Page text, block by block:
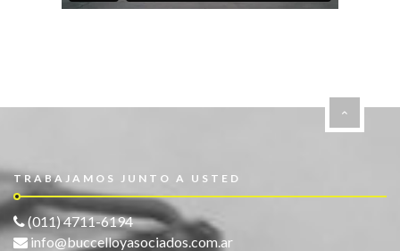
TRABAJAMOS JUNTO A USTED
(011) 4711-6194
info@buccelloyasociados.com.ar